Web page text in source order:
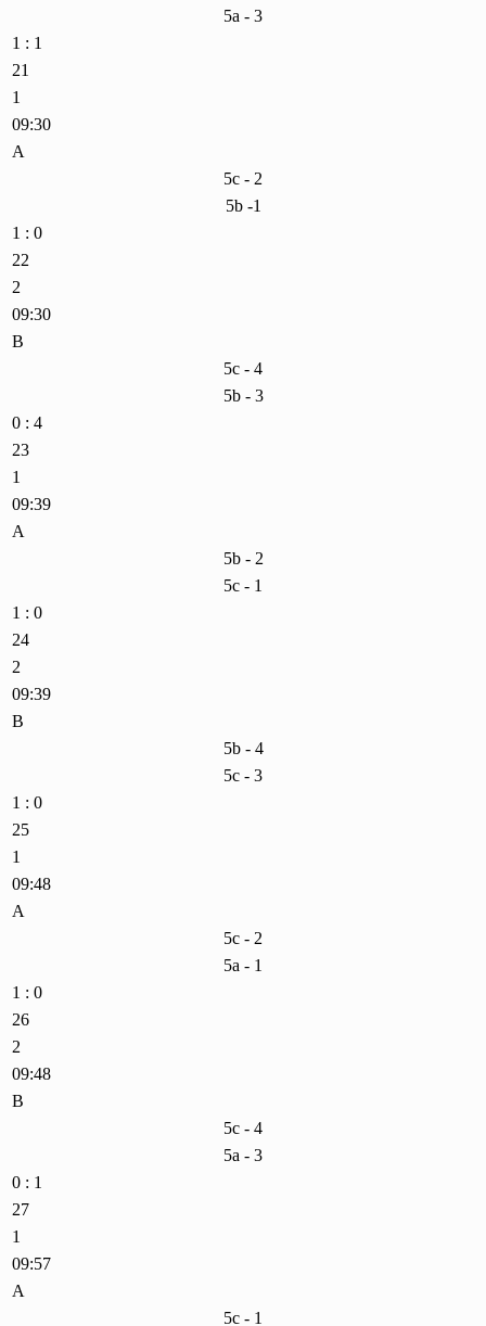
5a - 3
1 : 1
21
1
09:30
A
5c - 2
5b -1
1 : 0
22
2
09:30
B
5c - 4
5b - 3
0 : 4
23
1
09:39
A
5b - 2
5c - 1
1 : 0
24
2
09:39
B
5b - 4
5c - 3
1 : 0
25
1
09:48
A
5c - 2
5a - 1
1 : 0
26
2
09:48
B
5c - 4
5a - 3
0 : 1
27
1
09:57
A
5c - 1